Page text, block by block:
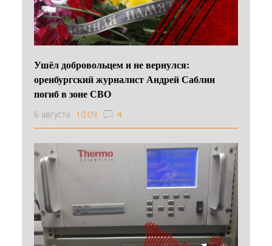
Ушёл добровольцем и не вернулся:
оренбургский журналист Андрей Саблин
погиб в зоне СВО
6 августа 10:09 4